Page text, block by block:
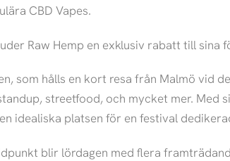
CBD Vapes.
Raw Hemp en exklusiv rabatt till
som hålls en kort resa från Malmö vid
streetfood, och mycket mer.
idealiska platsen för en festival
blir lördagen med flera